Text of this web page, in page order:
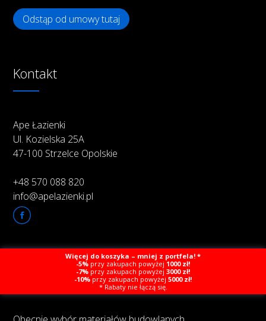
Odstąp od umowy tutaj
Kontakt
Ape Łazienki
Ul. Kozielska 25A
47-100 Strzelce Opolskie
+48 570 088 820
info@apelazienki.pl
Więcej do koszyka – mniej z portfela! *
-5% przy zakupach powyżej 1000 zł!
-7% przy zakupach powyżej 3000 zł!
-10% przy zakupach powyżej 5000 zł!
* Rabaty nie łączą się.